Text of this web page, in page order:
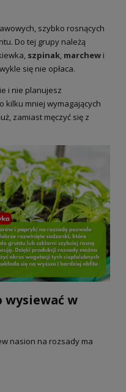
szybko rosnących
Do tej grupy należą
szpinak, marchew i
się nie opłaca.
i nie planujesz
kilku mniej wymagających
zamiast męczyć się z
wysiewać w
nasion na rozsady ma